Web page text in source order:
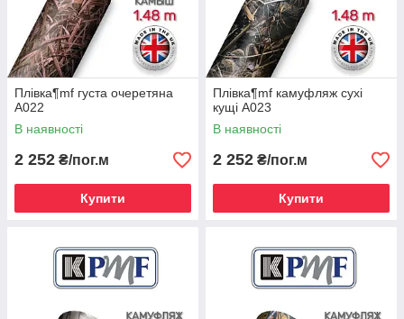
Плівка¶mf густа очеретяна
A022
В наявності
2 252 ₴/пог.м
Купити
Плівка¶mf камуфляж сухі
кущі A023
В наявності
2 252 ₴/пог.м
Купити